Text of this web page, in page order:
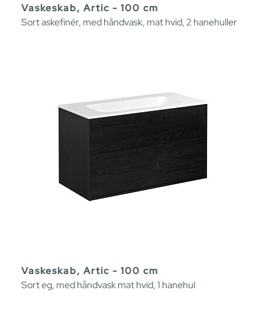
Vaskeskab, Artic - 100 cm
Sort askefinér, med håndvask, mat hvid, 2 hanehuller
Vaskeskab, Artic - 100 cm
Sort eg, med håndvask mat hvid, 1 hanehul